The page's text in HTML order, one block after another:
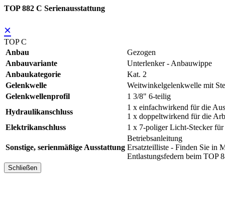
TOP 882 C Serienausstattung
×
TOP C
Anbau
Gezogen
Anbauvariante
Unterlenker - Anbauwippe
Anbaukategorie
Kat. 2
Gelenkwelle
Weitwinkelgelenkwelle mit
Gelenkwellenprofil
1 3/8" 6-teilig
Hydraulikanschluss
1 x einfachwirkend für die
1 x doppeltwirkend für die
Elektrikanschluss
1 x 7-poliger Licht-Stecker
Sonstige, serienmäßige Ausstattung
Betriebsanleitung
Ersatzteilliste - Finden Sie in
Entlastungsfedern beim TOP
Schließen